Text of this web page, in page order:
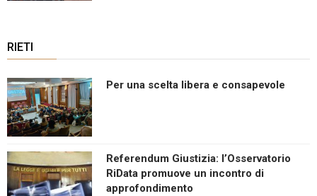
RIETI
Per una scelta libera e consapevole
Referendum Giustizia: l’Osservatorio
RiData promuove un incontro di
approfondimento